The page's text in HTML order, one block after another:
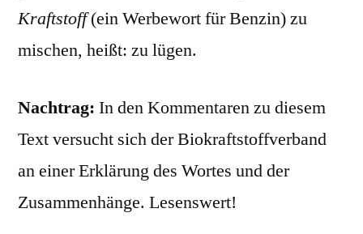
Kraftstoff(ein Werbewort für Benzin) zu
mischen, heißt: zu lügen.
Nachtrag: In den Kommentaren zu diesem
Text versucht sich der Biokraftstoffverband
an einer Erklärung des Wortes und der
Zusammenhänge. Lesenswert!